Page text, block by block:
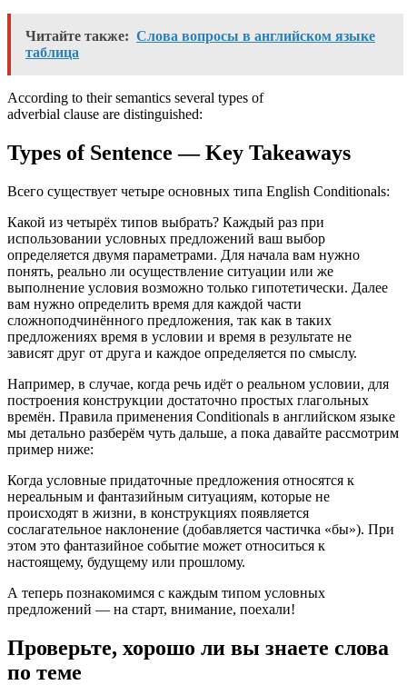
Читайте также: Слова вопросы в английском языке
таблица
According to their semantics several types of
adver­bial clause are distinguished:
Types of Sentence — Key Takeaways
Всего существует четыре основных типа English Conditionals:
Какой из четырёх типов выбрать? Каждый раз при
использовании условных предложений ваш выбор
определяется двумя параметрами. Для начала вам нужно
понять, реально ли осуществление ситуации или же
выполнение условия возможно только гипотетически. Далее
вам нужно определить время для каждой части
сложноподчинённого предложения, так как в таких
предложениях время в условии и время в результате не
зависят друг от друга и каждое определяется по смыслу.
Например, в случае, когда речь идёт о реальном условии, для
построения конструкции достаточно простых глагольных
времён. Правила применения Conditionals в английском языке
мы детально разберём чуть дальше, а пока давайте рассмотрим
пример ниже:
Когда условные придаточные предложения относятся к
нереальным и фантазийным ситуациям, которые не
происходят в жизни, в конструкциях появляется
сослагательное наклонение (добавляется частичка «бы»). При
этом это фантазийное событие может относиться к
настоящему, будущему или прошлому.
А теперь познакомимся с каждым типом условных
предложений — на старт, внимание, поехали!
Проверьте, хорошо ли вы знаете слова
по теме